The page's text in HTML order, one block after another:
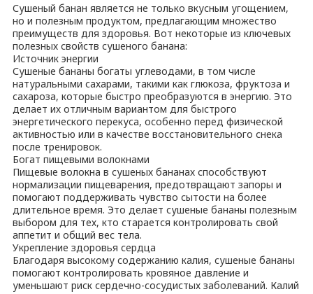
Сушеный банан является не только вкусным угощением,
но и полезным продуктом, предлагающим множество
преимуществ для здоровья. Вот некоторые из ключевых
полезных свойств сушеного банана:
Источник энергии
Сушеные бананы богаты углеводами, в том числе
натуральными сахарами, такими как глюкоза, фруктоза и
сахароза, которые быстро преобразуются в энергию. Это
делает их отличным вариантом для быстрого
энергетического перекуса, особенно перед физической
активностью или в качестве восстановительного снека
после тренировок.
Богат пищевыми волокнами
Пищевые волокна в сушеных бананах способствуют
нормализации пищеварения, предотвращают запоры и
помогают поддерживать чувство сытости на более
длительное время. Это делает сушеные бананы полезным
выбором для тех, кто старается контролировать свой
аппетит и общий вес тела.
Укрепление здоровья сердца
Благодаря высокому содержанию калия, сушеные бананы
помогают контролировать кровяное давление и
уменьшают риск сердечно-сосудистых заболеваний. Калий